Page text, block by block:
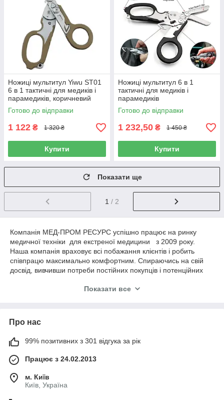
Ножиці мультитул Yiwu ST01
6 в 1 тактичні для медиків і
парамедиків, коричневий
Готово до відправки
1 122 ₴ 1 320 ₴
Купити
Ножиці мультитул 6 в 1
тактичні для медиків і
парамедиків
Готово до відправки
1 232,50 ₴ 1 450 ₴
Купити
Показати ще
1 / 2
Компанія МЕД-ПРОМ РЕСУРС успішно працює на ринку
медичної техніки для екстреної медицини з 2009 року.
Наша компанія враховує всі побажання клієнтів і робить
співпрацю максимально комфортним. Спираючись на свій
досвід, вивчивши потреби постійних покупців і потенційних
Наші співробітники технічно грамотні і мають
запасу товару
Доставка товару до транспортної компанії (за умови
Показати все
Про нас
99% позитивних з 301 відгука за рік
Працює з 24.02.2013
м. Київ
Київ, Україна